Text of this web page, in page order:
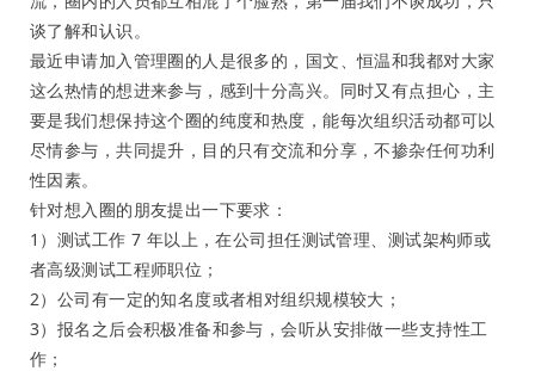
谈了解和认识。
最近申请加入管理圈的人是很多的，国文、恒温和我都对大家
这么热情的想进来参与，感到十分高兴。同时又有点担心，主
要是我们想保持这个圈的纯度和热度，能每次组织活动都可以
尽情参与，共同提升，目的只有交流和分享，不掺杂任何功利
性因素。
针对想入圈的朋友提出一下要求：
1）测试工作 7 年以上，在公司担任测试管理、测试架构师或
者高级测试工程师职位；
2）公司有一定的知名度或者相对组织规模较大；
3）报名之后会积极准备和参与，会听从安排做一些支持性工
作；